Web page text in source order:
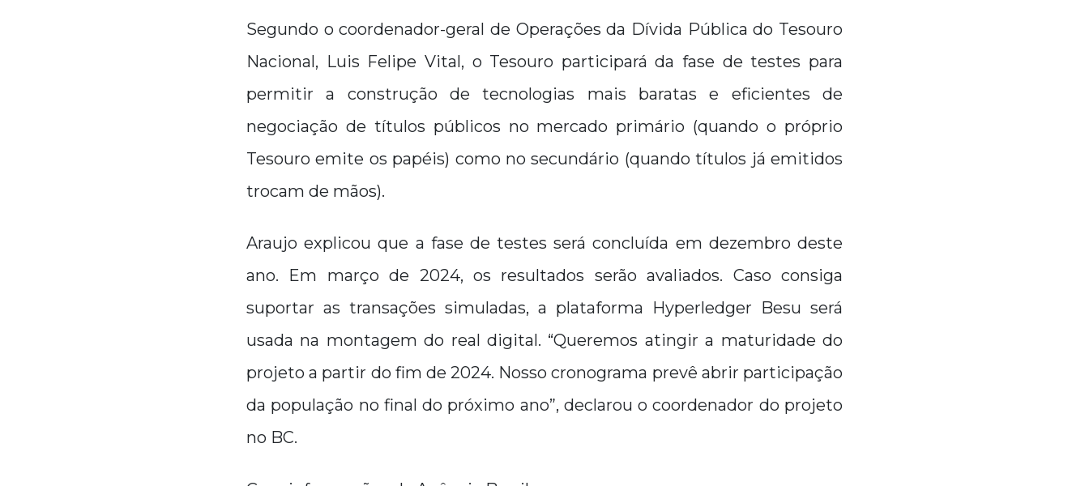
Segundo o coordenador-geral de Operações da Dívida Pública do Tesouro
Nacional, Luis Felipe Vital, o Tesouro participará da fase de testes para
permitir a construção de tecnologias mais baratas e eficientes de
negociação de títulos públicos no mercado primário (quando o próprio
Tesouro emite os papéis) como no secundário (quando títulos já emitidos
trocam de mãos).
Araujo explicou que a fase de testes será concluída em dezembro deste
ano. Em março de 2024, os resultados serão avaliados. Caso consiga
suportar as transações simuladas, a plataforma Hyperledger Besu será
usada na montagem do real digital. “Queremos atingir a maturidade do
projeto a partir do fim de 2024. Nosso cronograma prevê abrir participação
da população no final do próximo ano”, declarou o coordenador do projeto
no BC.